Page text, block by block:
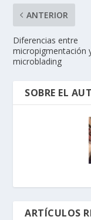
ANTERIOR
Diferencias entre
micropigmentación
microblading
SOBRE EL
ARTÍCULOS